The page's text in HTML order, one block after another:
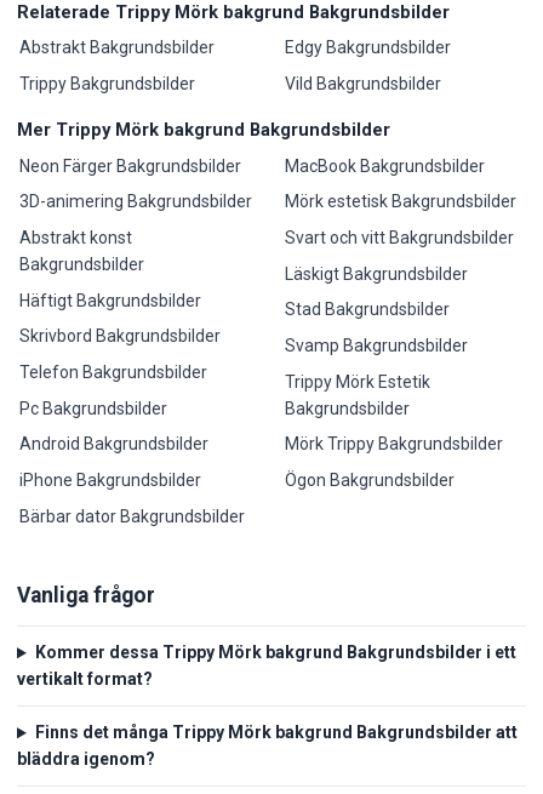
Relaterade Trippy Mörk bakgrund Bakgrundsbilder
Abstrakt Bakgrundsbilder
Trippy Bakgrundsbilder
Edgy Bakgrundsbilder
Vild Bakgrundsbilder
Mer Trippy Mörk bakgrund Bakgrundsbilder
Neon Färger Bakgrundsbilder
3D-animering Bakgrundsbilder
Abstrakt konst
Bakgrundsbilder
Häftigt Bakgrundsbilder
Skrivbord Bakgrundsbilder
Telefon Bakgrundsbilder
Pc Bakgrundsbilder
Android Bakgrundsbilder
iPhone Bakgrundsbilder
Bärbar dator Bakgrundsbilder
MacBook Bakgrundsbilder
Mörk estetisk Bakgrundsbilder
Svart och vitt Bakgrundsbilder
Läskigt Bakgrundsbilder
Stad Bakgrundsbilder
Svamp Bakgrundsbilder
Trippy Mörk Estetik
Bakgrundsbilder
Mörk Trippy Bakgrundsbilder
Ögon Bakgrundsbilder
Vanliga frågor
Kommer dessa Trippy Mörk bakgrund Bakgrundsbilder i ett
vertikalt format?
Finns det många Trippy Mörk bakgrund Bakgrundsbilder att
bläddra igenom?